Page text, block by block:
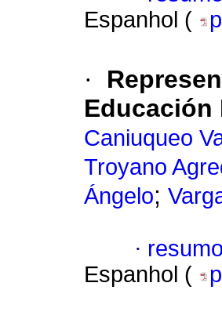
Espanhol (
·
Educación
Caniuqueo
Troyano
Ángelo;
·
Espanhol (